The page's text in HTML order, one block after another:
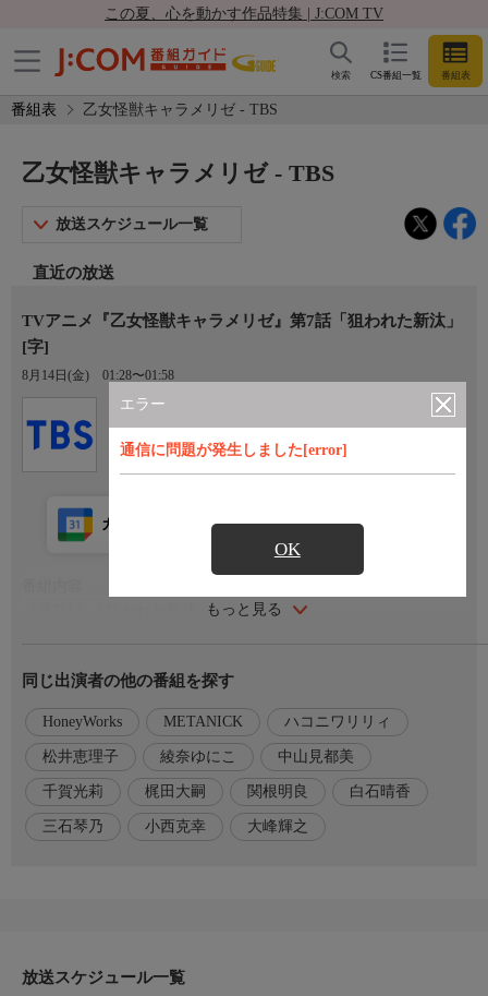
この夏、心を動かす作品特集 | J:COM TV
CS番組一覧 番組表
検索
番組表 乙女怪獣キャラメリゼ - TBS
エラー
通信に問題が発生しました[error]
OK
乙女怪獣キャラメリゼ - TBS
放送スケジュール一覧
直近の放送
TVアニメ『乙女怪獣キャラメリゼ』第7話「狙われた新汰」
[字]
8月14日(金) 01:28〜01:58
Ch.6
TBS
もっと見る
カレンダー登録 アプリ視聴
《第7話》『狙われた新汰』
たい気持ちは止められない。そこで新汰が思いついた作戦とは?
キャスト
赤石黒絵:千賀光莉
南新汰:梶田大嗣
友里真夏:関根明良
河野来夢:白石晴香
〇公式サイト:https://otomekaiju.com
同じ出演者の他の番組を探す
HoneyWorks METANICK ハコニワリリィ
松井恵理子 綾奈ゆにこ 中山見都美
千賀光莉 梶田大嗣 関根明良 白石晴香
三石琴乃 小西克幸 大峰輝之
放送スケジュール一覧